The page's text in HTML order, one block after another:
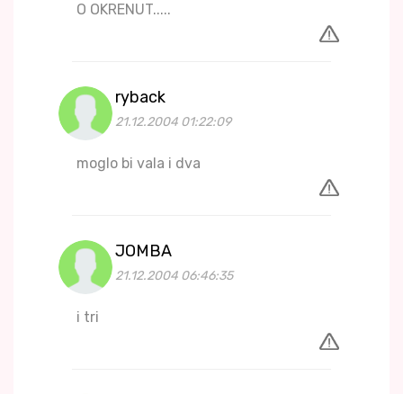
O OKRENUT.....
ryback
21.12.2004 01:22:09
moglo bi vala i dva
JOMBA
21.12.2004 06:46:35
i tri